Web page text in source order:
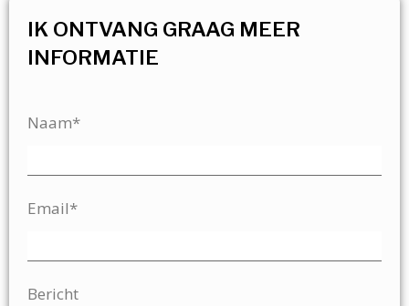
IK ONTVANG GRAAG MEER
INFORMATIE
Naam*
Email*
Bericht